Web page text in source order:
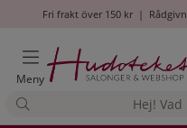
Fri frakt över 150 kr|
Meny